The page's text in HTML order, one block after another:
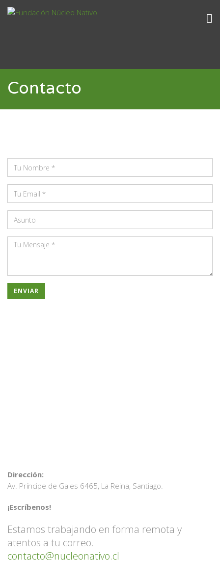
Contacto
Dirección:
Av. Príncipe de Gales 6465, La Reina, Santiago.
¡Escríbenos!
Estamos trabajando en forma remota y
atentos a tu correo.
contacto@nucleonativo.cl